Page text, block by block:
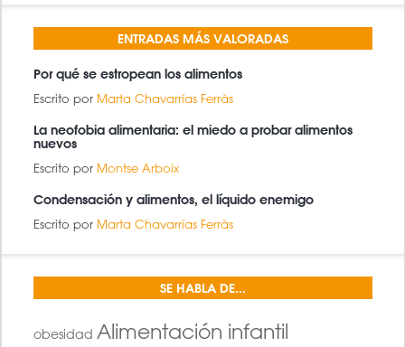
ENTRADAS MÁS VALORADAS
Por qué se estropean los alimentos
Escrito por Marta Chavarrías Ferràs
La neofobia alimentaria: el miedo a probar alimentos
nuevos
Escrito por Montse Arboix
Condensación y alimentos, el líquido enemigo
Escrito por Marta Chavarrías Ferràs
SE HABLA DE...
obesidad Alimentación infantil